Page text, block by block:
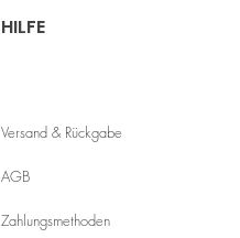
HILFE
Versand & Rückgabe
AGB
Zahlungsmethoden